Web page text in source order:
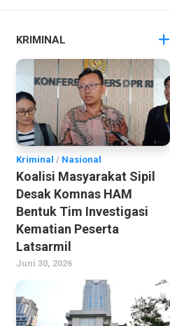
KRIMINAL
Kriminal / Nasional
Koalisi Masyarakat Sipil
Desak Komnas HAM
Bentuk Tim Investigasi
Kematian Peserta
Latsarmil
Juni 30, 2026